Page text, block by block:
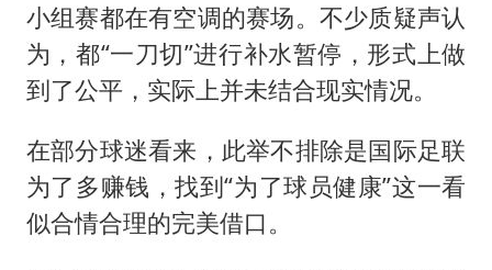
小组赛都在有空调的赛场。不少质疑声认
为，都“一刀切”进行补水暂停，形式上做
到了公平，实际上并未结合现实情况。
在部分球迷看来，此举不排除是国际足联
为了多赚钱，找到“为了球员健康”这一看
似合情合理的完美借口。